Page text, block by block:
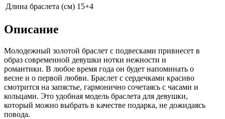
Длина браслета (см) 15+4
Описание
Молодежный золотой браслет с подвесками привнесет в
образ современной девушки нотки нежности и
романтики. В любое время года он будет напоминать о
весне и о первой любви. Браслет с сердечками красиво
смотрится на запястье, гармонично сочетаясь с часами и
кольцами. Это удобная модель браслета для девушки,
который можно выбрать в качестве подарка, не дожидаясь
повода.